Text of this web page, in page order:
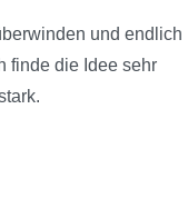
und endlich
finde die Idee sehr